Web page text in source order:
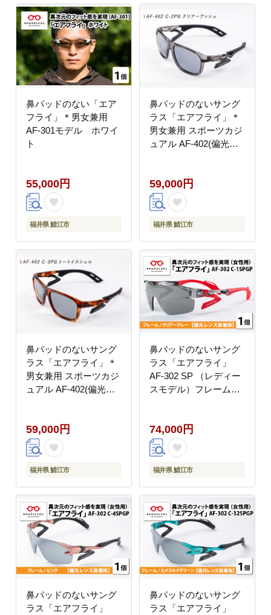
鼻パッドのない「エア
フライ」＊男女兼用
AF-301モデル ホワイ
ト
55,000円
福井県 鯖江市
鼻パッドのないサング
ラス「エアフライ」＊
男女兼用 スポーツカジ
ュアル AF-402(偏光レ
59,000円
福井県 鯖江市
鼻パッドのないサング
ラス「エアフライ」＊
男女兼用 スポーツカジ
ュアル AF-402(偏光レ
59,000円
福井県 鯖江市
鼻パッドのないサング
ラス「エアフライ」
AF-302 SP （レディー
スモデル）フレーム／
レンズ装着版
74,000円
福井県 鯖江市
鼻パッドのないサング
ラス「エアフライ」
鼻パッドのないサング
ラス「エアフライ」